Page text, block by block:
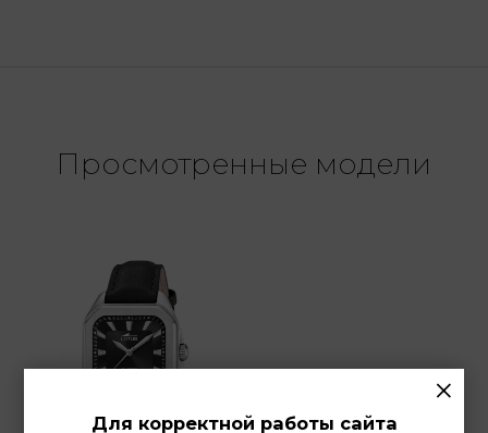
Просмотренные модели
×
Для корректной работы сайта